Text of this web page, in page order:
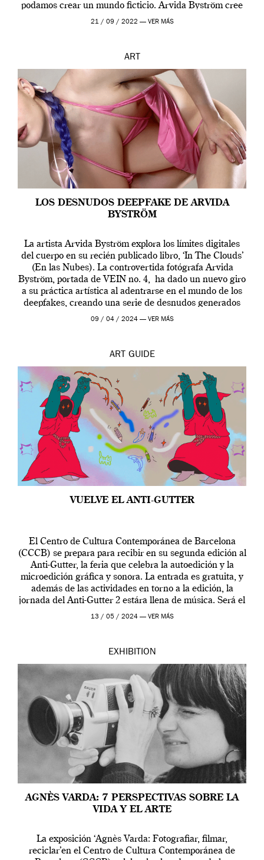
podamos crear un mundo ficticio. Arvida Byström cree
que los humanos tienen un complejo […]
21 / 09 / 2022 — VER MÁS
ART
LOS DESNUDOS DEEPFAKE DE ARVIDA
BYSTRÖM
La artista Arvida Byström explora los límites digitales
del cuerpo en su recién publicado libro, ‘In The Clouds’
(En las Nubes). La controvertida fotógrafa Arvida
Byström, portada de VEIN no. 4, ha dado un nuevo giro
a su práctica artística al adentrarse en el mundo de los
deepfakes, creando una serie de desnudos generados
por […]
09 / 04 / 2024 — VER MÁS
ART GUIDE
VUELVE EL ANTI-GUTTER
El Centro de Cultura Contemporánea de Barcelona
(CCCB) se prepara para recibir en su segunda edición al
Anti-Gutter, la feria que celebra la autoedición y la
microedición gráfica y sonora. La entrada es gratuita, y
además de las actividades en torno a la edición, la
jornada del Anti-Gutter 2 estára llena de música. Será el
[…]
13 / 05 / 2024 — VER MÁS
EXHIBITION
AGNÈS VARDA: 7 PERSPECTIVAS SOBRE LA
VIDA Y EL ARTE
La exposición ‘Agnès Varda: Fotografiar, filmar,
reciclar’en el Centro de Cultura Contemporánea de